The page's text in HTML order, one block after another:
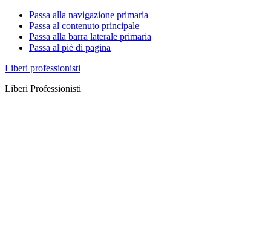
Passa alla navigazione primaria
Passa al contenuto principale
Passa alla barra laterale primaria
Passa al piè di pagina
Liberi professionisti
Liberi Professionisti